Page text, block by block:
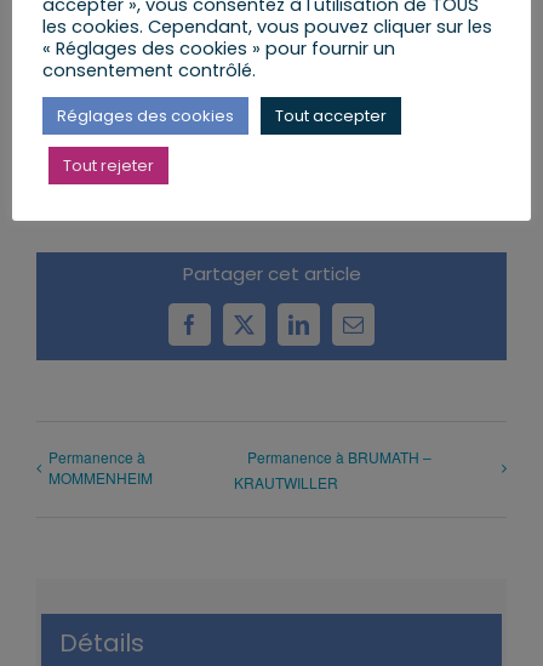
AJOUTER AU CALENDRIER
Partager cet article
Facebook
X LinkedInEmail
Permanence à
MOMMENHEIM
Permanence à BRUMATH –
KRAUTWILLER
Détails
accepter », vous consentez à l'utilisation de TOUS
les cookies. Cependant, vous pouvez cliquer sur les
« Réglages des cookies » pour fournir un
consentement contrôlé.
Réglages des cookies Tout accepter
Tout rejeter